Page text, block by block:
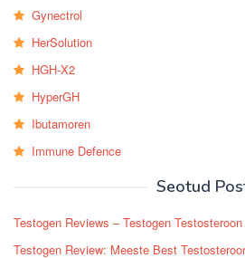
Gynectrol
HerSolution
HGH-X2
HyperGH
Ibutamoren
Immune Defence
Seotud
Testogen Reviews – Testogen
Testogen Review: Meeste Best